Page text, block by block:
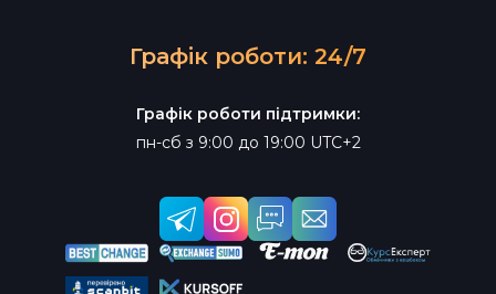
Графік роботи: 24/7
Графік роботи підтримки:
пн-сб з 9:00 до 19:00 UTC+2